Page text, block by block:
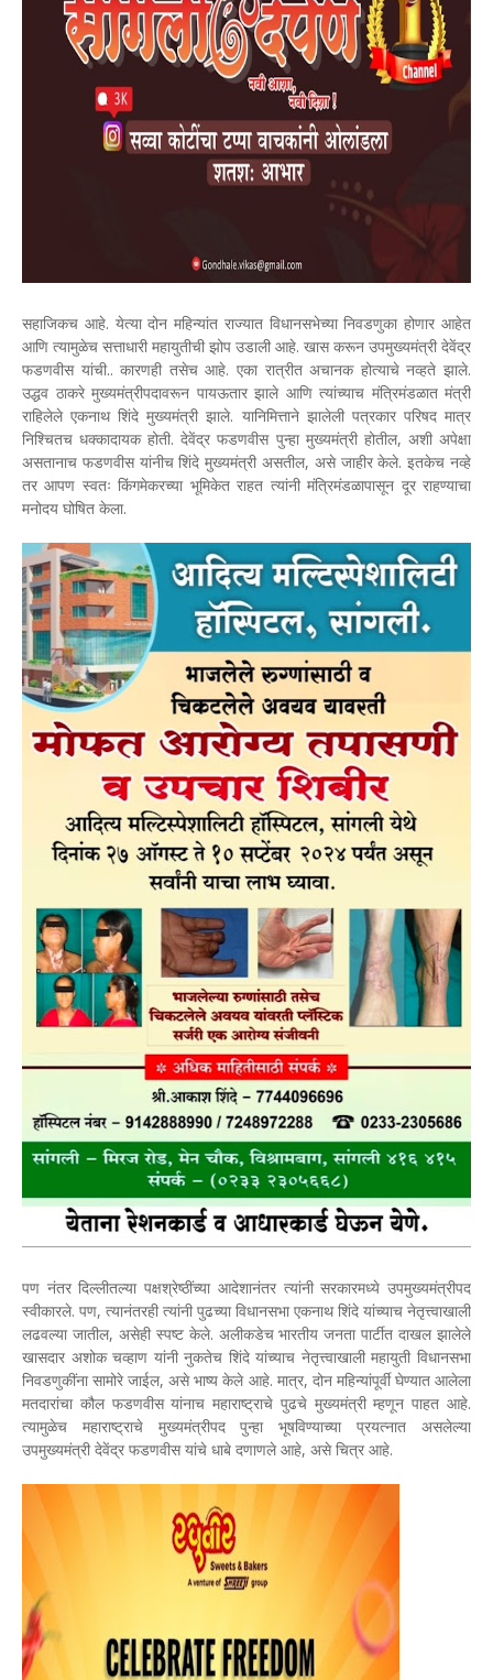
सहाजिकच आहे. येत्या दोन महिन्यांत राज्यात विधानसभेच्या निवडणुका होणार आहेत
आणि त्यामुळेच सत्ताधारी महायुतीची झोप उडाली आहे. खास करून उपमुख्यमंत्री देवेंद्र
फडणवीस यांची.. कारणही तसेच आहे. एका रात्रीत अचानक होत्याचे नव्हते झाले.
उद्धव ठाकरे मुख्यमंत्रीपदावरून पायऊतार झाले आणि त्यांच्याच मंत्रिमंडळात मंत्री
राहिलेले एकनाथ शिंदे मुख्यमंत्री झाले. यानिमित्ताने झालेली पत्रकार परिषद मात्र
निश्चितच धक्कादायक होती. देवेंद्र फडणवीस पुन्हा मुख्यमंत्री होतील, अशी अपेक्षा
असतानाच फडणवीस यांनीच शिंदे मुख्यमंत्री असतील, असे जाहीर केले. इतकेच नव्हे
तर आपण स्वतः किंगमेकरच्या भूमिकेत राहत त्यांनी मंत्रिमंडळापासून दूर राहण्याचा
मनोदय घोषित केला.
पण नंतर दिल्लीतल्या पक्षश्रेष्ठींच्या आदेशानंतर त्यांनी सरकारमध्ये उपमुख्यमंत्रीपद
स्वीकारले. पण, त्यानंतरही त्यांनी पुढच्या विधानसभा एकनाथ शिंदे यांच्याच नेतृत्त्वाखाली
लढवल्या जातील, असेही स्पष्ट केले. अलीकडेच भारतीय जनता पार्टीत दाखल झालेले
खासदार अशोक चव्हाण यांनी नुकतेच शिंदे यांच्याच नेतृत्त्वाखाली महायुती विधानसभा
निवडणुकींना सामोरे जाईल, असे भाष्य केले आहे. मात्र, दोन महिन्यांपूर्वी घेण्यात आलेला
मतदारांचा कौल फडणवीस यांनाच महाराष्ट्राचे पुढचे मुख्यमंत्री म्हणून पाहत आहे.
त्यामुळेच महाराष्ट्राचे मुख्यमंत्रीपद पुन्हा भूषविण्याच्या प्रयत्नात असलेल्या
उपमुख्यमंत्री देवेंद्र फडणवीस यांचे धाबे दणाणले आहे, असे चित्र आहे.